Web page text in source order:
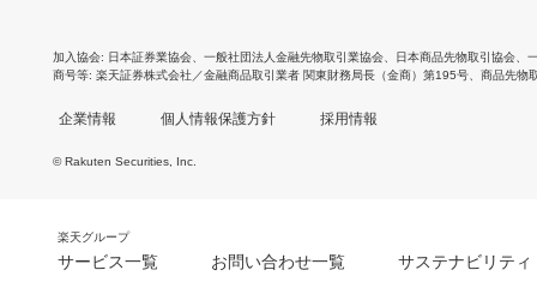
加入協会 日本証券業協会 一般社団法人金融先物取引業協会 日本商品先物取引協会
商号等 楽天証券株式会社／金融商品取引業者 関東財務局長（金商）第195号、商品先物
企業情報 個人情報保護方針 採用情報
© Rakuten Securities, Inc.
楽天グループ
サービス一覧 お問い合わせ一覧 サステナビリティ